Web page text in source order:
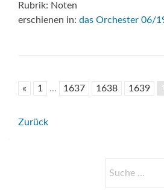
Rubrik: Noten
erschienen in: das Orchester 06/
« 1 ... 1637 1638 1639
Beitrags-
Zurück
nach: